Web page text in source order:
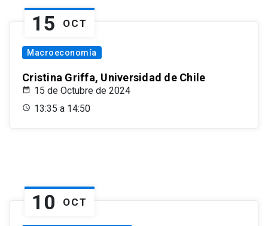
15 OCT
Macroeconomía
Cristina Griffa, Universidad de Chile
15 de Octubre de 2024
13:35 a 14:50
10 OCT